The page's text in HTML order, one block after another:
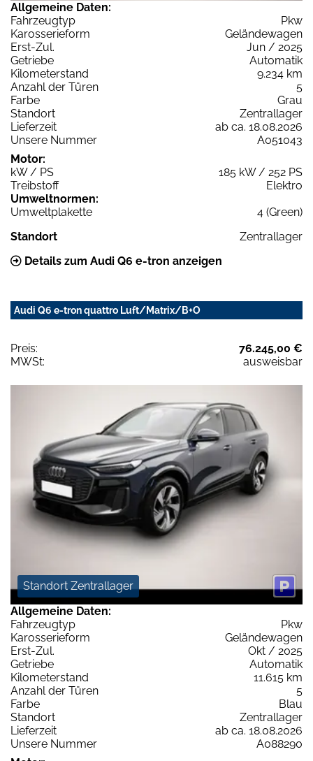
Allgemeine Daten:
Fahrzeugtyp
Pkw
Karosserieform
Geländewagen
Erst-Zul.
Jun / 2025
Getriebe
Automatik
Kilometerstand
9.234 km
Anzahl der Türen
5
Farbe
Grau
Standort
Zentrallager
Lieferzeit
ab ca. 18.08.2026
Unsere Nummer
A051043
Motor:
kW / PS
185 kW / 252 PS
Treibstoff
Elektro
Umweltnormen:
Umweltplakette
4 (Green)
Standort
Zentrallager
Details zum Audi Q6 e-tron anzeigen
Audi Q6 e-tron quattro Luft/Matrix/B+O
Preis:
76.245,00 €
MWSt:
ausweisbar
Standort Zentrallager
Allgemeine Daten:
Fahrzeugtyp
Pkw
Karosserieform
Geländewagen
Erst-Zul.
Okt / 2025
Getriebe
Automatik
Kilometerstand
11.615 km
Anzahl der Türen
5
Farbe
Blau
Standort
Zentrallager
Lieferzeit
ab ca. 18.08.2026
Unsere Nummer
A088290